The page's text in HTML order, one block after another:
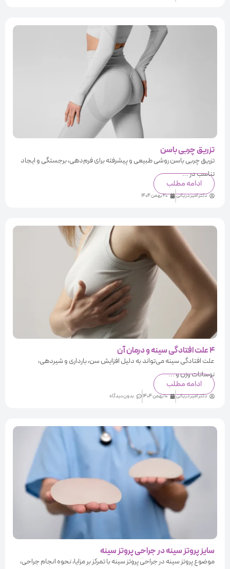
تزریق چربی باسن
تزریق چربی باسن روشی طبیعی و پیشرفته برای فرم‌دهی، برجستگی و ایجاد
تناسب در ...
ادامه مطلب
دکتر امیر دریانی 20 بهمن 1404
4 علت افتادگی سینه و درمان آن
علت افتادگی سینه می‌تواند به دلیل افزایش سن، بارداری و شیردهی،
نوسانات وزن و ...
ادامه مطلب
دکتر امیر دریانی 10 بهمن 1404 بدون دیدگاه
سایز پروتز سینه در جراحی پروتز سینه
موضوع پروتز سینه در جراحی پروتز سینه با تمرکز بر مزایا، نحوه انجام جراحی،